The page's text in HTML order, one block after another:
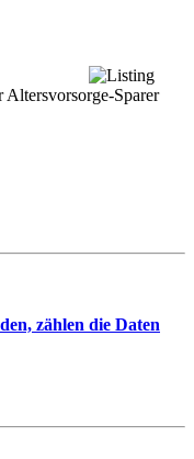
Sparer
zählen die Daten